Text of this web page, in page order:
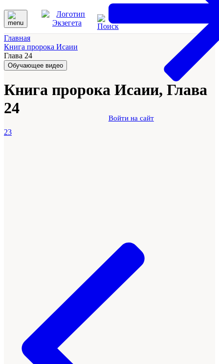
Войти на сайт
Главная
Книга пророка Исаии
Глава 24
Обучающее видео
Книга пророка Исаии, Глава
24
23